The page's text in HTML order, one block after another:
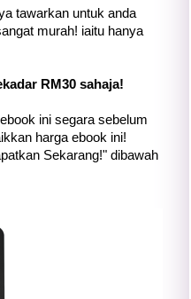
tawarkan untuk anda
murah! iaitu hanya
RM30 sahaja!
ini segara sebelum
harga ebook ini!
Sekarang!" dibawah